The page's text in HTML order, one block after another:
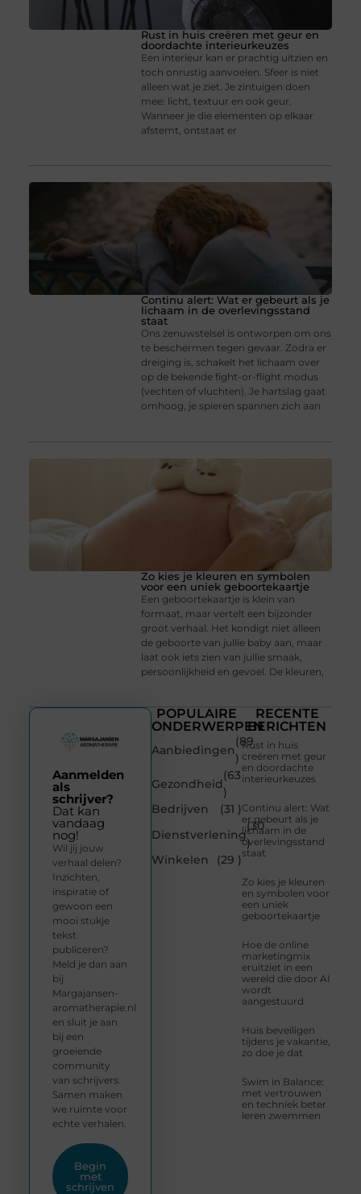
Rust in huis creëren met geur en
doordachte interieurkeuzes
Een interieur kan er prachtig uitzien en
toch onrustig aanvoelen. Sfeer is niet
alleen wat je ziet. Je zintuigen doen
mee: licht, textuur en ook geur.
Wanneer je die elementen op elkaar
afstemt, ontstaat er
Continu alert: Wat er gebeurt als je
lichaam in de overlevingsstand
staat
Ons zenuwstelsel is ontworpen om ons
te beschermen tegen gevaar. Zodra er
dreiging is, schakelt het lichaam over
op de bekende fight-or-flight modus
(vechten of vluchten). Je hartslag gaat
omhoog, je spieren spannen zich aan
Zo kies je kleuren en symbolen
voor een uniek geboortekaartje
Een geboortekaartje is klein van
formaat, maar vertelt een bijzonder
groot verhaal. Het kondigt niet alleen
de geboorte van jullie baby aan, maar
laat ook iets zien van jullie smaak,
persoonlijkheid en gevoel. De kleuren,
POPULAIRE
ONDERWERPEN
Aanbiedingen
(89
)
Gezondheid
(63
)
Bedrijven
(31 )
Dienstverlening
(30
)
Winkelen
(29 )
RECENTE
BERICHTEN
Rust in huis
creëren met geur
en doordachte
interieurkeuzes
Continu alert: Wat
er gebeurt als je
lichaam in de
overlevingsstand
staat
Zo kies je kleuren
en symbolen voor
een uniek
geboortekaartje
Hoe de online
marketingmix
eruitziet in een
wereld die door AI
wordt
aangestuurd
Huis beveiligen
tijdens je vakantie,
zo doe je dat
Swim in Balance:
met vertrouwen
en techniek beter
leren zwemmen
Aanmelden
als
schrijver?
Dat kan
vandaag
nog!
Wil jij jouw
verhaal delen?
Inzichten,
inspiratie of
gewoon een
mooi stukje
tekst
publiceren?
Meld je dan aan
bij
Margajansen-
aromatherapie.nl
en sluit je aan
bij een
groeiende
community
van schrijvers.
Samen maken
we ruimte voor
echte verhalen.
Begin
met
schrijven